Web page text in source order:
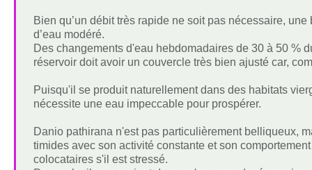
Bien qu’un débit très rapide ne soit pas nécessaire,
d’eau modéré.
Des changements d'eau hebdomadaires de 30 à 50 %
réservoir doit avoir un couvercle très bien ajusté car,
Puisqu'il se produit naturellement dans des habitats
nécessite une eau impeccable pour prospérer.
Danio pathirana n'est pas particulièrement belliqueux,
timides avec son activité constante et son
colocataires s'il est stressé.